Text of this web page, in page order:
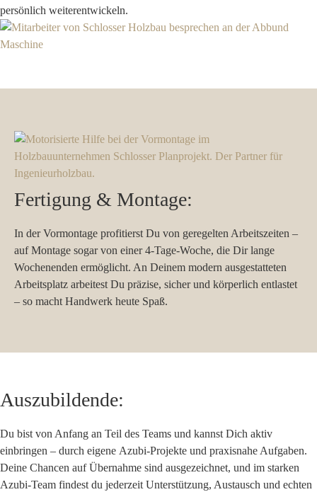
persönlich weiterentwickeln.
Fertigung & Montage:
In der Vormontage profitierst Du von geregelten Arbeitszeiten –
auf Montage sogar von einer4-Tage-Woche, die Dir lange
Wochenenden ermöglicht. An Deinem modern ausgestatteten
Arbeitsplatz arbeitest Du präzise, sicher und körperlich entlastet
– so macht Handwerk heute Spaß.
Auszubildende:
Du bist von Anfang an Teil des Teams und kannst Dich aktiv
einbringen – durch eigene Azubi-Projekte und praxisnahe Aufgaben.
Deine Chancen auf Übernahme sind ausgezeichnet, und im starken
Azubi-Team findest du jederzeit Unterstützung, Austausch und echten